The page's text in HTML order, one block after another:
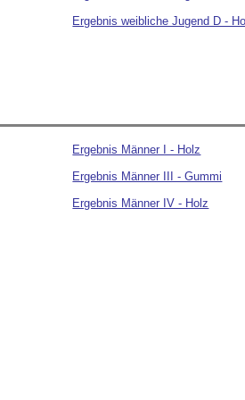
Ergebnis weibliche Jugend D -
Ergebnis Männer I - Holz
Ergebnis Männer III - Gummi
Ergebnis Männer IV - Holz